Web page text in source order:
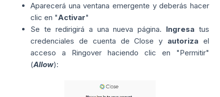
Aparecerá una ventana emergente y deberás hacer
clic en "Activar"
Se te redirigirá a una nueva página. Ingresatus
credenciales de cuenta de Close y autorizael
acceso a Ringover haciendo clic en "Permitir"
(Allow):